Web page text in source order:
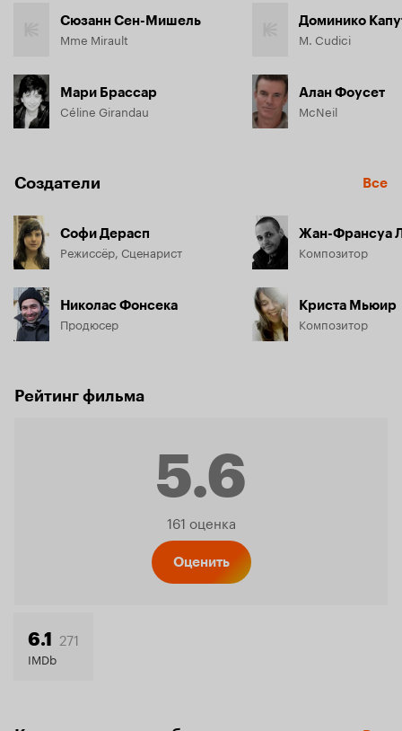
Сюзанн Сен-Мишель
Mme Mirault
Мари Брассар
Céline Girandau
Доминико
M. Cudici
Алан Фоусет
McNeil
Создатели Все
Софи Дерасп
Режиссёр, Сценарист
Николас Фонсека
Продюсер
Жан-Франсуа
Композитор
Криста Мьюир
Композитор
Рейтинг фильма
5.6
Рейтинг
161 оценка
Оценить
6.1 271
IMDb